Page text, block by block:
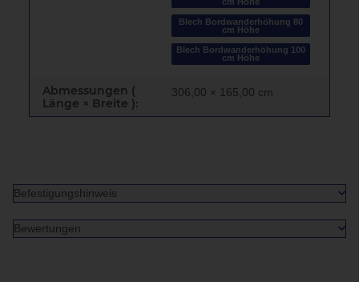
Blech Bordwanderhöhung 80
cm Höhe
Blech Bordwanderhöhung 100
cm Höhe
Abmessungen (
Länge × Breite ):
306,00 × 165,00 cm
Befestigungshinweis
Bewertungen